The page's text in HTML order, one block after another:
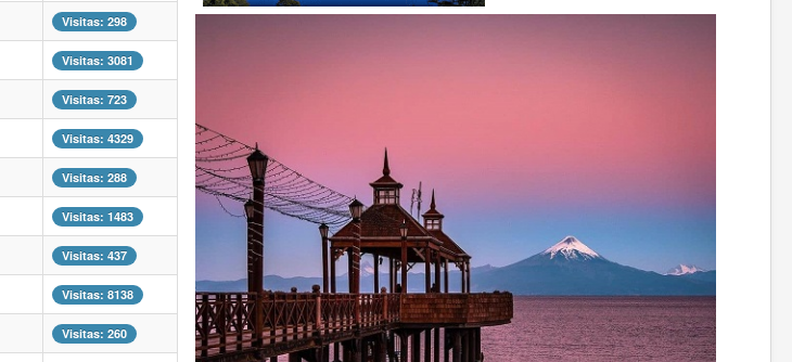
Visitas: 298
Visitas: 3081
Visitas: 723
Visitas: 4329
Visitas: 288
Visitas: 1483
Visitas: 437
Visitas: 8138
Visitas: 260